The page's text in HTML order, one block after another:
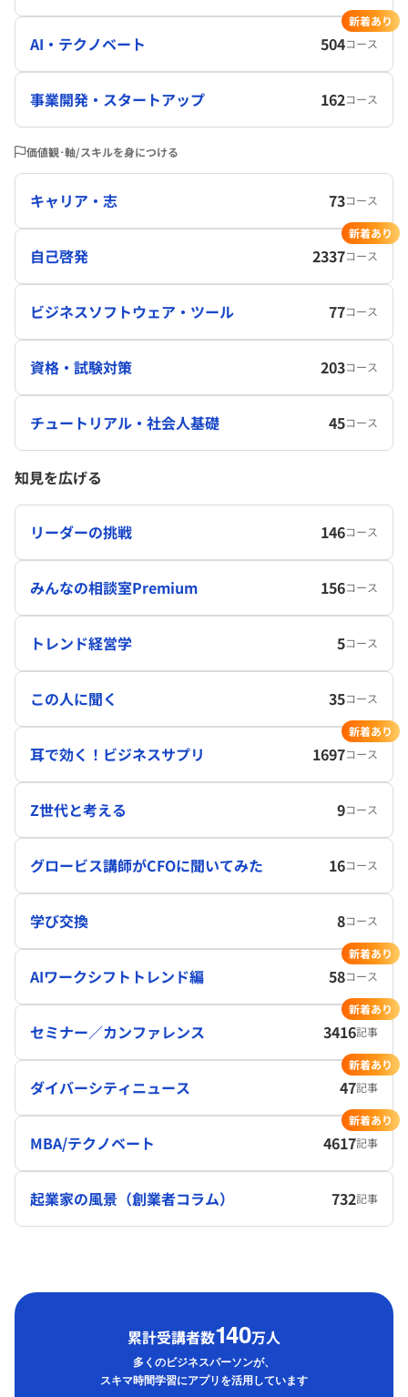
AI・テクノベート 504コース
新着あり
事業開発・スタートアップ 162コース
価値観･軸/スキルを身につける
キャリア・志 73コース
自己啓発 2337コース
新着あり
ビジネスソフトウェア・ツール 77コース
資格・試験対策 203コース
チュートリアル・社会人基礎 45コース
知見を広げる
リーダーの挑戦 146コース
みんなの相談室Premium 156コース
トレンド経営学 5コース
この人に聞く 35コース
耳で効く！ビジネスサプリ 1697コース
新着あり
Z世代と考える 9コース
グロービス講師がCFOに聞いてみた 16コース
学び交換 8コース
AIワークシフトトレンド編 58コース
新着あり
セミナー／カンファレンス 3416記事
新着あり
ダイバーシティニュース 47記事
新着あり
MBA/テクノベート 4617記事
新着あり
起業家の風景（創業者コラム） 732記事
累計受講者数140万人
多くのビジネスパーソンが、
スキマ時間学習にアプリを活用しています